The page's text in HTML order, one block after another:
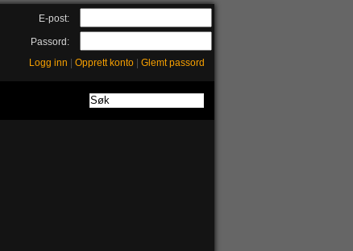
E-post:
Passord:
Logg inn
Opprett konto Glemt passord